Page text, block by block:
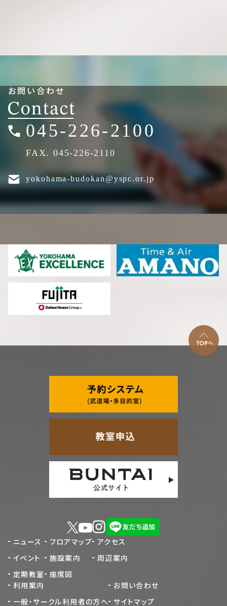
お問い合わせ
045-226-2100
FAX. 045-226-2110
yokohama-budokan@yspc.or.jp
ニュース
イベント
定期教室
フロアマップ
施設案内
座席図
アクセス
周辺案内
利用案内
一般・サークル利用者の方へ
お問い合わせ
サイトマップ